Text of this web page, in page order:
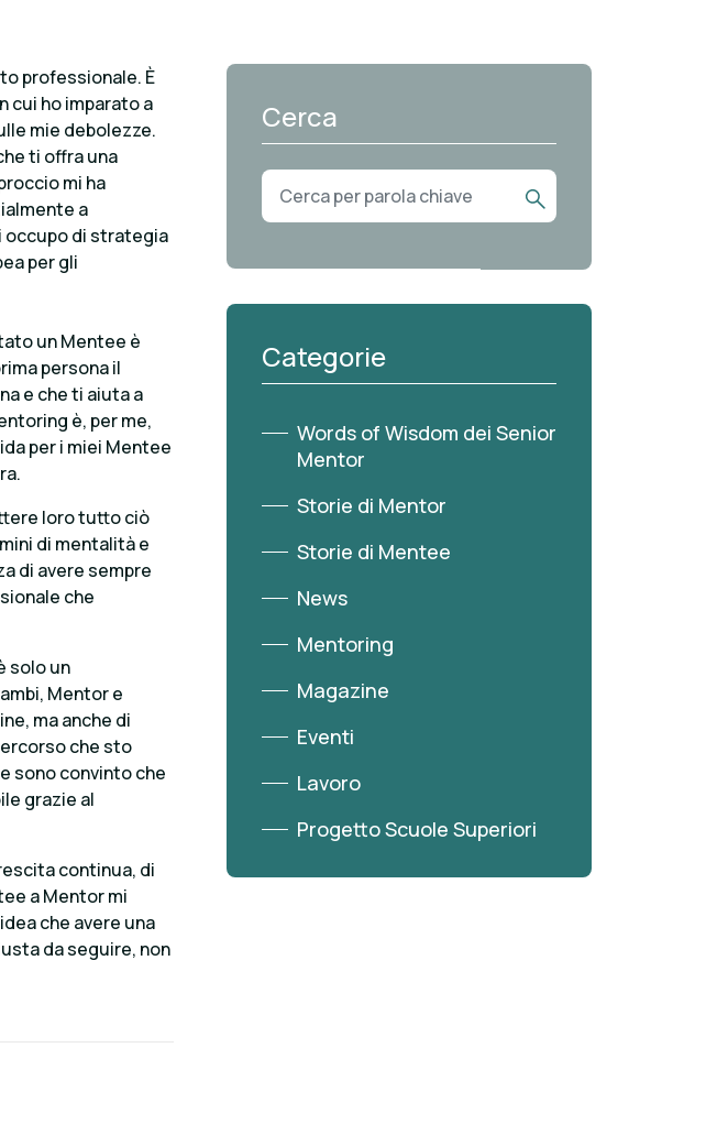
professionale. È
cui ho imparato a
mie debolezze.
ti offra una
mi ha
a
occupo di strategia
per gli
un Mentee è
persona il
e che ti aiuta a
è, per me,
per i miei Mentee
loro tutto ciò
di mentalità e
di avere sempre
che
solo un
Mentor e
ma anche di
che sto
sono convinto che
grazie al
continua, di
a Mentor mi
che avere una
da seguire, non
Cerca
Categorie
Words of Wisdom dei Senior
Mentor
Storie di Mentor
Storie di Mentee
News
Mentoring
Magazine
Eventi
Lavoro
Progetto Scuole Superiori